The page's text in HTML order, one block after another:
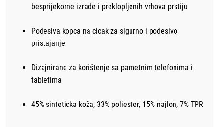
besprijekorne izrade i preklopljenih vrhova prstiju
Podesiva kopca na cicak za sigurno i podesivo
pristajanje
Dizajnirane za korištenje sa pametnim telefonima i
tabletima
45% sinteticka koža, 33% poliester, 15% najlon, 7% TPR